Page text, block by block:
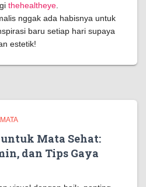
thehealtheye
nggak ada habisnya untuk
baru setiap hari supaya
estetik!
Mata Sehat:
dan Tips Gaya